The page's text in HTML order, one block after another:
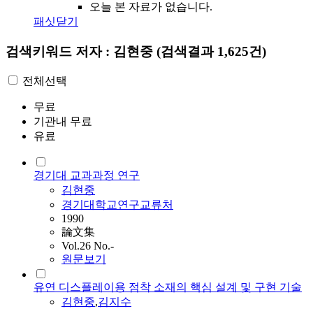
오늘 본 자료가 없습니다.
패싯닫기
검색키워드 저자 : 김현중 (검색결과 1,625건)
전체선택
무료
기관내 무료
유료
경기대 교과과정 연구
김현중
경기대학교연구교류처
1990
論文集
Vol.26 No.-
원문보기
유연 디스플레이용 점착 소재의 핵심 설계 및 구현 기술
김현중,김지수